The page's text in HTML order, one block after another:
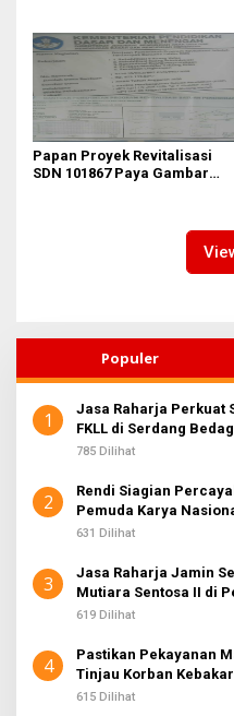
Papan Proyek Revitalisasi
SDN 101867 Paya Gambar
Populer
1
Jasa Raharja Perkuat
FKLL di Serdang
785 Dilihat
2
Rendi Siagian
Pemuda Karya
Sembiring
631 Dilihat
3
Jasa Raharja Jamin
Mutiara Sentosa II di
619 Dilihat
4
Pastikan Pekayanan
Tinjau Korban
615 Dilihat